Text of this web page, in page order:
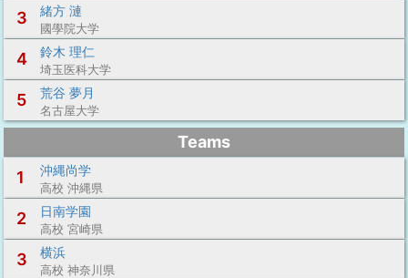
3 緒方 漣
國學院大学
4 鈴木 理仁
埼玉医科大学
5 荒谷 夢月
名古屋大学
Teams
1
沖縄尚学
高校 沖縄県
2 日南学園
高校 宮崎県
3 横浜
高校 神奈川県